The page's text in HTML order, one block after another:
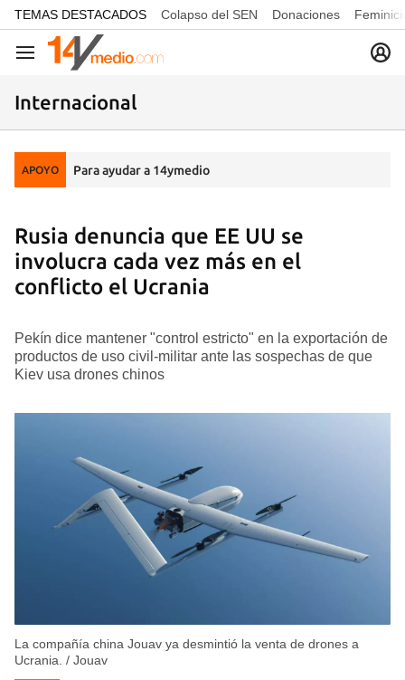
common.go-to-content
TEMAS DESTACADOS Colapso del SEN Donaciones
Navegación
Internacional
APOYO Para ayudar a 14ymedio
Rusia denuncia que EE UU se
involucra cada vez más en el
conflicto el Ucrania
Pekín dice mantener "control estricto" en la exportación de
productos de uso civil-militar ante las sospechas de que
Kiev usa drones chinos
La compañía china Jouav ya desmintió la venta de drones a
Ucrania. / Jouav